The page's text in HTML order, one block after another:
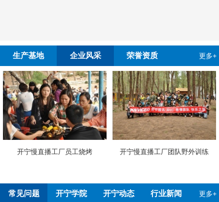
生产基地 企业风采 荣誉资质 更多+
慢直播工厂员工烧烤
开宁慢直播工厂团队野外训练
常见问题 开宁学院 开宁动态 行业新闻 更多+